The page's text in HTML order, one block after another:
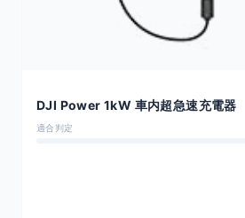
DJI Power 1kW 車内超急速充電器
適合判定